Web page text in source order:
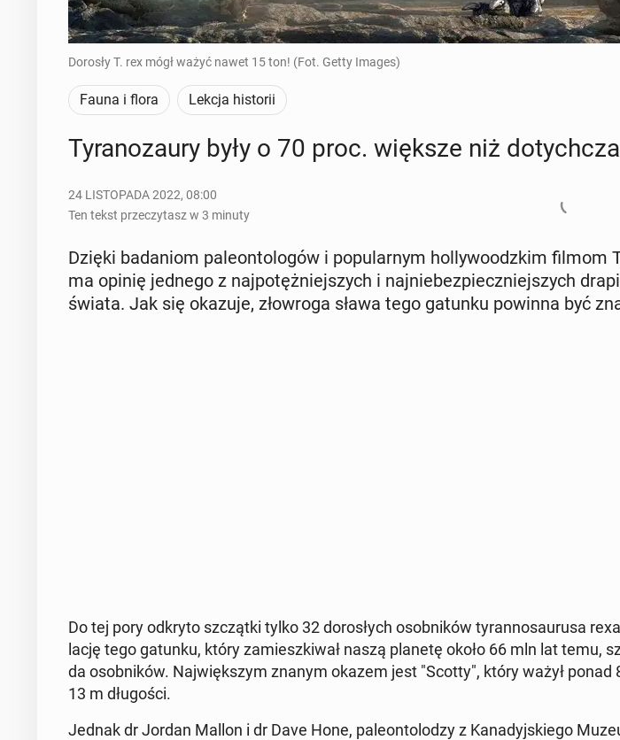
Dorosły T. rex mógł ważyć nawet 15 ton! (Fot. Getty Images)
Fauna i flora Lekcja historii
Ty­ra­no­zau­ry były o 70 proc. większe niż
24 LISTOPADA 2022, 08:00
Ten tekst przeczytasz w 3 minuty
Dzięki ba­da­niom pa­le­on­to­lo­gów i po­pu­lar­nym hol­ly­wo­odz­kim filmom
ma opinię jednego z naj­po­tęż­niej­szych i naj­nie­bez­piecz­niej­szych
świata. Jak się okazuje, zło­wro­ga sława tego gatunku powinna być
Do tej pory odkryto szcząt­ki tylko 32 do­ro­słych osob­ni­ków ty­ran­no­sau­ru­sa
la­cję tego gatunku, który za­miesz­ki­wał naszą planetę około 66 mln lat temu,
da osob­ni­ków. Naj­więk­szym znanym okazem jest "Scotty", który ważył ponad
13 m dłu­go­ści.
Jednak dr Jordan Mallon i dr Dave Hone, pa­le­on­to­lo­dzy z Ka­na­dyj­skie­go